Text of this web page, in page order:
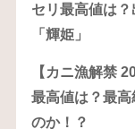
セリ最高値は
「輝姫」
【カニ漁解禁
最高値は？最
のか！？